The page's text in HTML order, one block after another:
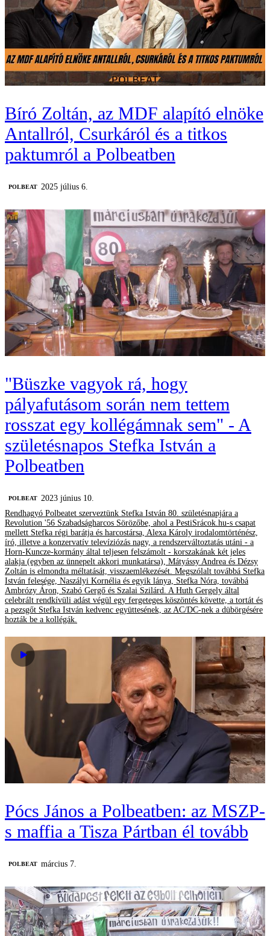
Bíró Zoltán, az MDF alapító elnöke
Antallról, Csurkáról és a titkos
paktumról a Polbeatben
‎POLBEAT 2025 július 6.
"Büszke vagyok rá, hogy
pályafutásom során nem tettem
rosszat egy kollégámnak sem" - A
születésnapos Stefka István a
Polbeatben
‎POLBEAT
2023 június 10.
Rendhagyó Polbeatet szerveztünk Stefka István 80. születésnapjára a
Revolution '56 Szabadságharcos Sörözőbe, ahol a PestiSrácok.hu-s csapat
mellett Stefka régi barátja és harcostársa, Alexa Károly irodalomtörténész,
író, illetve a konzervatív televíziózás nagy, a rendszerváltoztatás utáni - a
Horn-Kuncze-kormány által teljesen felszámolt - korszakának két jeles
alakja (egyben az ünnepelt akkori munkatársa), Mátyássy Andrea és Dézsy
Zoltán is elmondta méltatását, visszaemlékezését. Megszólalt továbbá Stefka
István felesége, Naszályi Kornélia és egyik lánya, Stefka Nóra, továbbá
Ambrózy Áron, Szabó Gergő és Szalai Szilárd. A Huth Gergely által
celebrált rendkívüli adást végül egy fergeteges köszöntés követte, a tortát és
a pezsgőt Stefka István kedvenc együttesének, az AC/DC-nek a dübörgésére
hozták be a kollégák.
Pócs János a Polbeatben: az MSZP-
s maffia a Tisza Pártban él tovább
‎POLBEAT március 7.